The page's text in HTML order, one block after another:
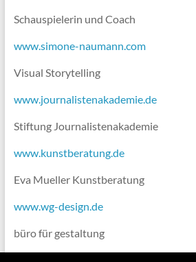
Schauspielerin und Coach
www.simone-naumann.com
Visual Storytelling
www.journalistenakademie.de
Stiftung Journalistenakademie
www.kunstberatung.de
Eva Mueller Kunstberatung
www.wg-design.de
büro für gestaltung